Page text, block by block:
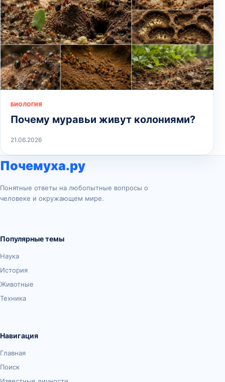
БИОЛОГИЯ
Почему муравьи живут колониями?
21.06.2026
Почемуха.ру
Понятные ответы на любопытные вопросы о
человеке и окружающем мире.
Популярные темы
Наука
История
Животные
Техника
Навигация
Главная
Поиск